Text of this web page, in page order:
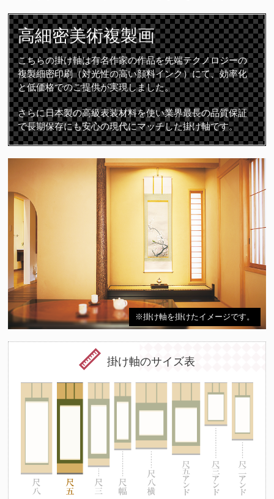
高細密美術複製画
こちらの掛け軸は有名作家の作品を先端テクノロジーの
複製細密印刷（対光性の高い顔料インク）にて、効率化
と低価格でのご提供が実現しました。
さらに日本製の高級表装材料を使い業界最長の品質保証
で長期保存にも安心の現代にマッチした掛け軸です。
※掛け軸を掛けたイメージです。
掛け軸のサイズ表